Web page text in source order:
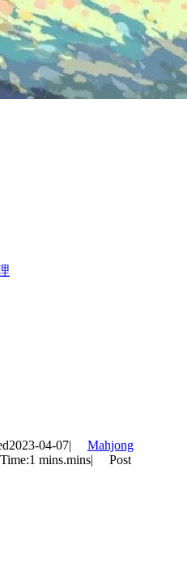
2023-04-07|
Mahjong
1 mins.mins|
Post